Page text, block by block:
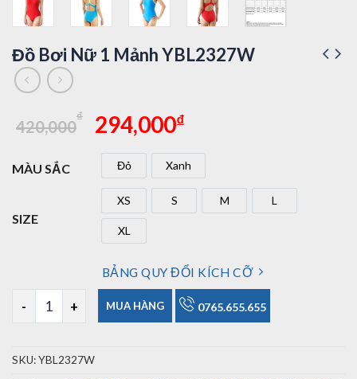
Đồ Bơi Nữ 1 Mảnh YBL2327W
420,000
₫
Giá
gốc
là:
420,000₫.
294,000₫
tại
là:
294,000₫.
MÀU SẮC Đỏ
Đỏ Xanh
Xanh
SIZE
XS
XS S
S M
M LL
XL
XL
BẢNG QUY ĐỔI KÍCH CỠ
Đồ Bơi Nữ 1 Mảnh YBL2327W số lượng
MUA HÀNG 0765.655.655
SKU:YBL2327W